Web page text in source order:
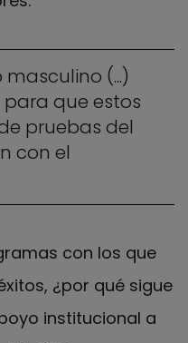
(...)
que estos
pruebas del
con el
con los que
¿por qué sigue
institucional a